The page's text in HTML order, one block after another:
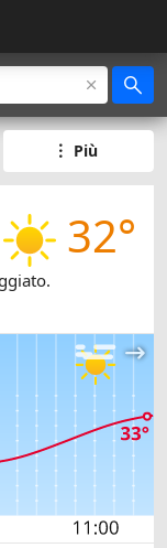
Più
32°